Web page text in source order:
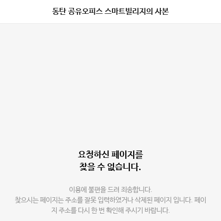
동탄 공유오피스 스마트빌리지의 사본
요청하신 페이지를
찾을 수 없습니다.
이용에 불편을 드려 죄송합니다.
찾으시는 페이지는 주소를 잘못 입력하였거나 삭제된 페이지 입니다. 페이
지 주소를 다시 한 번 확인해 주시기 바랍니다.